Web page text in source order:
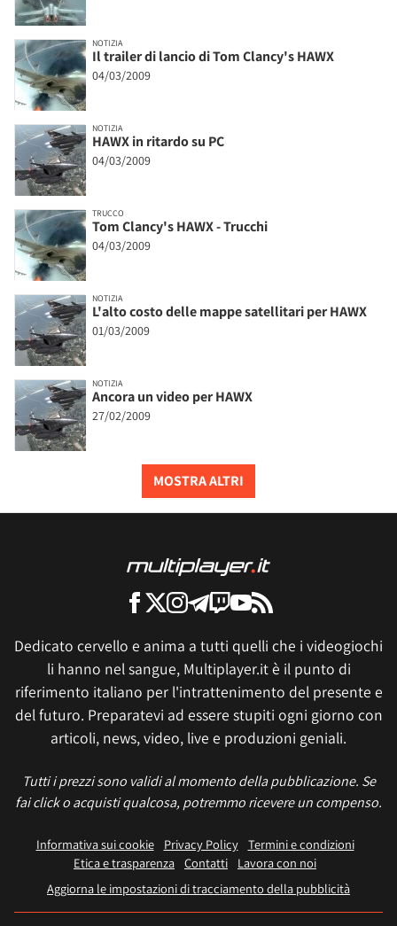
NOTIZIA
Il trailer di lancio di Tom Clancy's HAWX
04/03/2009
NOTIZIA
HAWX in ritardo su PC
04/03/2009
TRUCCO
Tom Clancy's HAWX - Trucchi
04/03/2009
NOTIZIA
L'alto costo delle mappe satellitari per HAWX
01/03/2009
NOTIZIA
Ancora un video per HAWX
27/02/2009
MOSTRA ALTRI
Dedicato cervello e anima a tutti quelli che i videogiochi
li hanno nel sangue, Multiplayer.it è il punto di
riferimento italiano per l'intrattenimento del presente e
del futuro. Preparatevi ad essere stupiti ogni giorno con
articoli, news, video, live e produzioni geniali.
Tutti i prezzi sono validi al momento della pubblicazione. Se
fai click o acquisti qualcosa, potremmo ricevere un compenso.
Informativa sui cookie Privacy Policy
Termini e condizioni
Etica e trasparenza Contatti
Lavora con noi
Aggiorna le impostazioni di tracciamento della pubblicità